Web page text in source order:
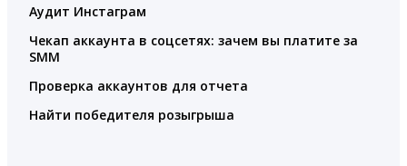
Аудит Инстаграм
Чекап аккаунта в соцсетях: зачем вы платите за
SMM
Проверка аккаунтов для отчета
Найти победителя розыгрыша